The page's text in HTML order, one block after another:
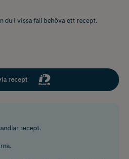
du i vissa fall behöva ett recept.
recept
recept.